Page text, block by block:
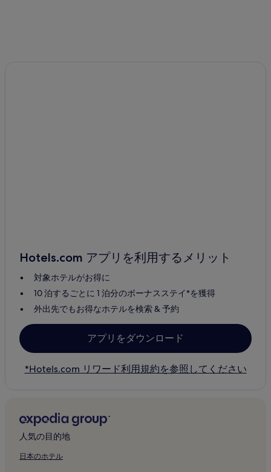
Hotels.com アプリを利用するメリット
対象ホテルがお得に
10 泊するごとに 1 泊分のボーナスステイ*を獲得
外出先でもお得なホテルを検索 & 予約
アプリをダウンロード
*Hotels.com リワード利用規約を参照してください
人気の目的地
日本のホテル